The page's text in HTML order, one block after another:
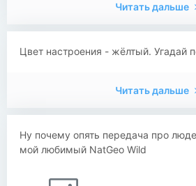
Читать дальше
Цвет настроения - жёлтый. Угадай
Читать дальше
Ну почему опять передача про
мой любимый NatGeo Wild